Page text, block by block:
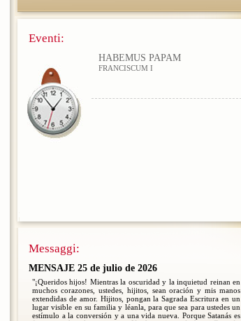
Eventi:
HABEMUS PAPAM
FRANCISCUM I
Messaggi:
MENSAJE 25 de julio de 2026
"¡Queridos hijos! Mientras la oscuridad y la inquietud reinan en
muchos corazones, ustedes, hijitos, sean oración y mis manos
extendidas de amor. Hijitos, pongan la Sagrada Escritura en un
lugar visible en su familia y léanla, para que sea para ustedes un
estímulo a la conversión y a una vida nueva. Porque Satanás es